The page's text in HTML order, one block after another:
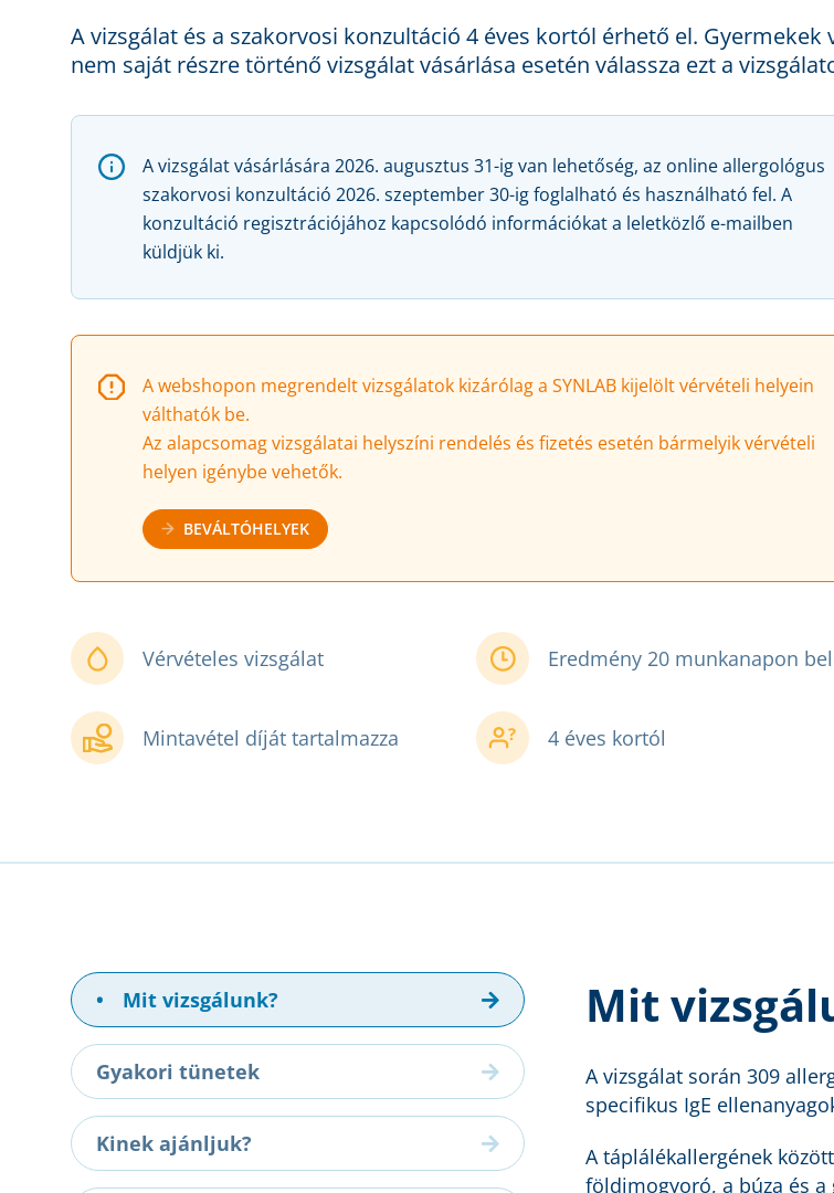
A vizsgálat és a szakorvosi konzultáció 4 éves kortól érhető el. Gyermekek
nem saját részre történő vizsgálat vásárlása esetén válassza ezt a
A vizsgálat vásárlására 2026. augusztus 31-ig van lehetőség, az online allergológus
szakorvosi konzultáció 2026. szeptember 30-ig foglalható és használható fel. A
konzultáció regisztrációjához kapcsolódó információkat a leletközlő e-mailben
küldjük ki.
A webshopon megrendelt vizsgálatok kizárólag a SYNLAB kijelölt vérvételi helyein
válthatók be.
Az alapcsomag vizsgálatai helyszíni rendelés és fizetés esetén bármelyik vérvételi
helyen igénybe vehetők.
BEVÁLTÓHELYEK
Vérvételes vizsgálat Eredmény 20 munkanapon
Mintavétel díját tartalmazza 4 éves kortól
• Mit vizsgálunk?
Gyakori tünetek
Kinek ajánljuk?
Mit
A vizsgálat során 309
specifikus IgE
A táplálékallergének
földimogyoró, a búza és